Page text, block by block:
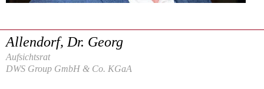
Allendorf, Dr. Georg
Aufsichtsrat
DWS Group GmbH & Co. KGaA